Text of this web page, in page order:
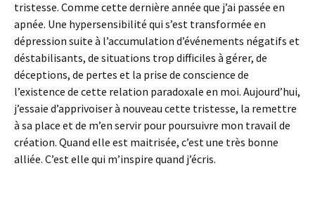
tristesse. Comme cette dernière année que j’ai passée en
apnée. Une hypersensibilité qui s’est transformée en
dépression suite à l’accumulation d’événements négatifs et
déstabilisants, de situations trop difficiles à gérer, de
déceptions, de pertes et la prise de conscience de
l’existence de cette relation paradoxale en moi. Aujourd’hui,
j’essaie d’apprivoiser à nouveau cette tristesse, la remettre
à sa place et de m’en servir pour poursuivre mon travail de
création. Quand elle est maitrisée, c’est une très bonne
alliée. C’est elle qui m’inspire quand j’écris.